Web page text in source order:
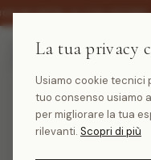
SU TUTTA LA COLLEZIONE
La tua privacy
Usiamo cookie tecnici
tuo consenso usiamo
per migliorare la tua
rilevanti. Scopri di più